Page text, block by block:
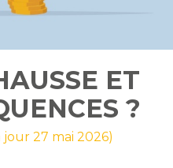
ET
?
jour 27 mai 2026)